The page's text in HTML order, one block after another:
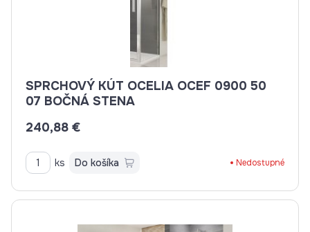
SPRCHOVÝ KÚT OCELIA OCEF 0900 50
07 BOČNÁ STENA
240,88 €
ks Do košíka Nedostupné